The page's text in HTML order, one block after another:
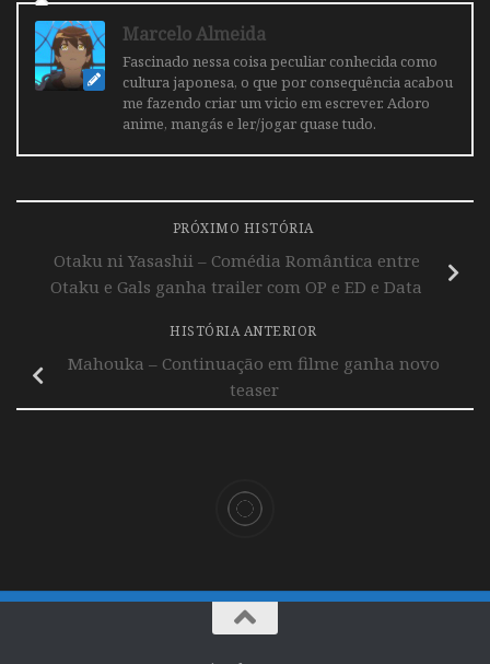
Marcelo Almeida
Fascinado nessa coisa peculiar conhecida como
cultura japonesa, o que por consequência acabou
me fazendo criar um vicio em escrever. Adoro
anime, mangás e ler/jogar quase tudo.
PRÓXIMO HISTÓRIA
Otaku ni Yasashii – Comédia Romântica entre
Otaku e Gals ganha trailer com OP e ED e Data
HISTÓRIA ANTERIOR
Mahouka – Continuação em filme ganha novo
teaser